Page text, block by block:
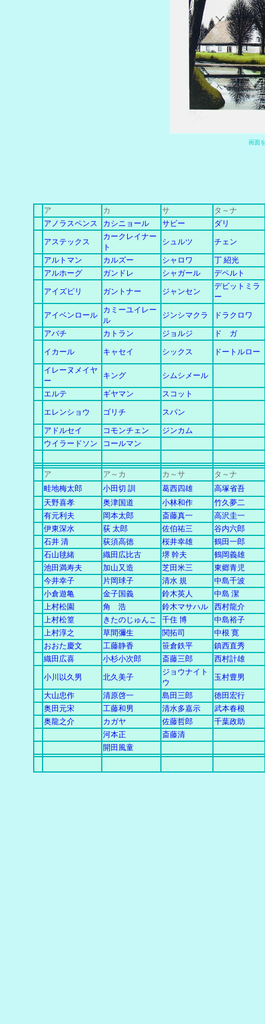
画面
ア カ サ
タ～ナ
アノラスペンス
カシニョール サビー ダリ
アステックス
カークレイナー
ト
シュルツ チェン
アルトマン カルズー シャロワ
丁 紹光
アルホーグ
ガンドレ シャガール デペルト
アイズピリ ガントナー ジャンセン
デビットミラ
ー
アイベンロール
カミーユイレー
ル
ジンシマクラ ドラクロワ
アバチ カトラン ジョルジ ド ガ
イカール キャセイ シックス ドートルロー
イレーヌメイヤ
ー
キング シムシメール
エルテ ギヤマン スコット
エレンショウ ゴリチ スパン
アドルセイ コモンチェン
ジンカム
ウイラードソン
コールマン
ア ア～カ カ ～ サ
タ～ナ
畦地梅太郎
小田切 訓 葛西四雄
高塚省吾
天野喜孝
奥津国道 小林和作
竹久夢二
有元利夫
岡本太郎 斎藤真一
高沢圭一
伊東深水
荻 太郎 佐伯祐三
谷内六郎
石井 清
荻須高徳 桜井幸雄
鶴田一郎
石山毬緒
織田広比古 堺 幹夫
鶴岡義雄
池田満寿夫
加山又造 芝田米三
東郷青児
今井幸子
片岡球子 清水 規
中島千波
小倉遊亀
金子国義 鈴木英人
中島 潔
上村松園
角 浩 鈴木マサハル
西村龍介
上村松篁
きたのじゅんこ 千住 博
中島裕子
上村淳之
草間彌生 関拓司
中根 寛
おおた慶文
工藤静香 笹倉鉄平
鎮西直秀
織田広喜
小杉小次郎 斎藤三郎 西村計雄
小川以久男 北久美子
ジョウナイト
ウ
玉村豊男
大山忠作 清原啓一 島田三郎
徳田宏行
奥田元宋
工藤和男 清水多嘉示
武本春根
奥龍之介
カガヤ 佐藤哲郎
千葉政助
河本正
斎藤清
開田風童